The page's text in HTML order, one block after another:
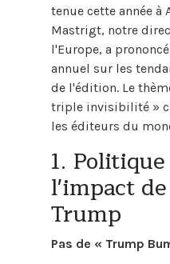
tenue cette année à
Mastrigt, notre
l'Europe, a
annuel sur les
de l'édition. Le
triple invisibilité »
les éditeurs du
1.
l'impact
Trump
Pas de « Trump